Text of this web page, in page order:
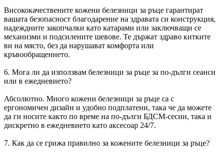
Висококачествените кожени белезници за ръце гарантират
вашата безопасност благодарение на здравата си конструкция,
надеждните закопчалки като катарами или заключващи се
механизми и подсилените шевове. Те държат здраво китките
ви на място, без да нарушават комфорта или
кръвообращението.
6. Мога ли да използвам белезници за ръце за по-дълги сеанси
или в ежедневието?
Абсолютно. Много кожени белезници за ръце са с
ергономичен дизайн и удобно подплатени, така че да можете
да ги носите както по време на по-дълги БДСМ-сесии, така и
дискретно в ежедневието като аксесоар 24/7.
7. Как да се грижа правилно за кожените белезници за ръце?